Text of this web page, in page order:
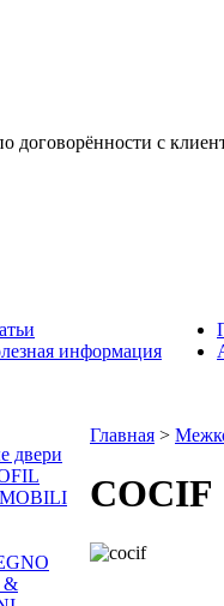
договорённости с
информация
двери
&
Главная >
COCIF